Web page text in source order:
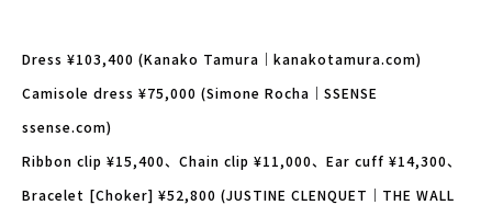
Dress ¥103,400 (Kanako Tamura｜kanakotamura.com)
Camisole dress ¥75,000 (Simone Rocha｜SSENSE
ssense.com)
Ribbon clip ¥15,400、Chain clip ¥11,000、Ear cuff ¥14,300、
Bracelet [Choker] ¥52,800 (JUSTINE CLENQUET｜THE WALL